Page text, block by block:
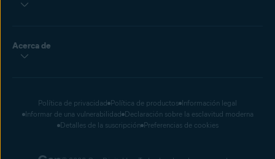
Acerca de
Política de privacidad Política de productos Información legal
Informar de una vulnerabilidad Declaración sobre la esclavitud moderna
Detalles de la suscripción Preferencias de cookies